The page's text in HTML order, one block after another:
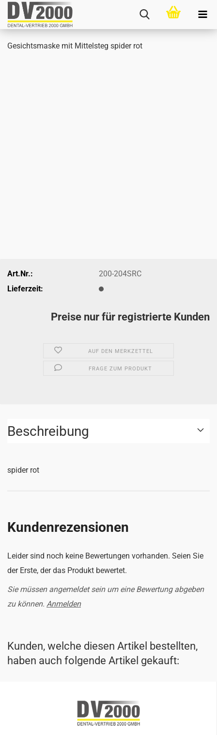
Ge­sichts­mas­ke mit Mit­tel­steg spi­der rot
Art.Nr.:
200-204SRC
Lieferzeit:
Preise nur für registrierte Kunden
AUF DEN MERKZETTEL
FRAGE ZUM PRODUKT
Beschreibung
spider rot
Kundenrezensionen
Leider sind noch keine Bewertungen vorhanden. Seien Sie
der Erste, der das Produkt bewertet.
Sie müssen angemeldet sein um eine Bewertung abgeben
zu können. Anmelden
Kunden, welche diesen Artikel bestellten,
haben auch folgende Artikel gekauft: